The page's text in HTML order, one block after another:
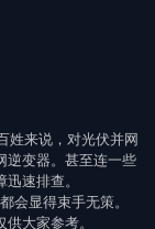
姓来说，对光伏并网
逆变器。甚至连一些
速排查。
会显得束手无策。
大家参考。